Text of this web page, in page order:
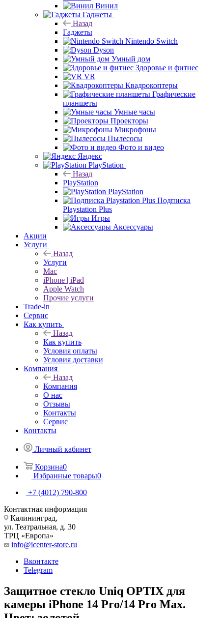
Винил
Гаджеты
Назад
Гаджеты
Nintendo Switch
Dyson
Умный дом
Здоровье и фитнес
VR
Квадрокоптеры
Графические
планшеты
Умные часы
Проекторы
Микрофоны
Пылесосы
Фото и видео
Яндекс
PlayStation
Назад
PlayStation
PlayStation
Подписка
Playstation Plus
Игры
Аксессуары
Акции
Услуги
Назад
Услуги
Mac
iPhone | iPad
Apple Watch
Прочие услуги
Trade-in
Сервис
Как купить
Назад
Как купить
Условия оплаты
Условия доставки
Компания
Назад
Компания
О нас
Отзывы
Контакты
Сервис
Контакты
Личный кабинет
Корзина0
Избранные товары0
+7 (4012) 790-800
Контактная информация
Калининград,
ул. Театральная, д. 30
ТРЦ «Европа»
info@icenter-store.ru
Вконтакте
Telegram
Защитное стекло Uniq OPTIX для
камеры iPhone 14 Pro/14 Pro Max.